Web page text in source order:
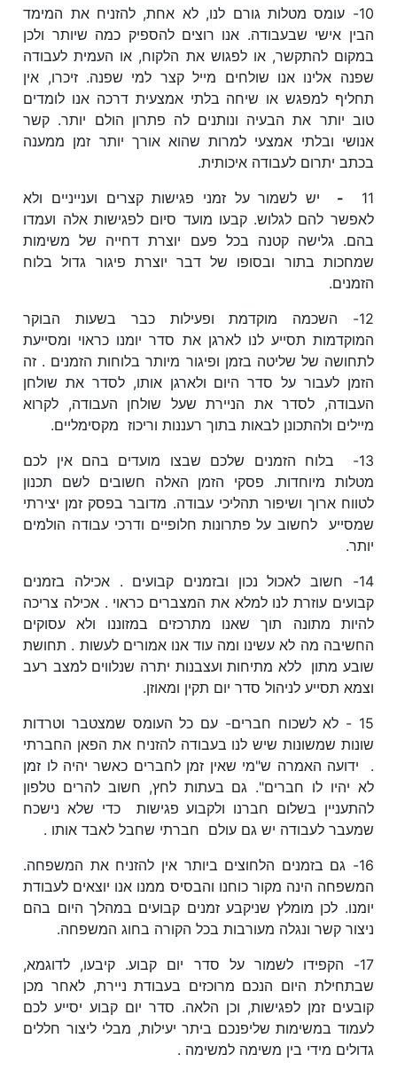
10- עומס מטלות גורם לנו, לא אחת, להזניח את המימד
הבין אישי שבעבודה. אנו רוצים להספיק כמה שיותר ולכן
במקום להתקשר, או לפגוש את הלקוח, או העמית לעבודה
שפנה אלינו אנו שולחים מייל קצר למי שפנה. זיכרו, אין
תחליף למפגש או שיחה בלתי אמצעית דרכה אנו לומדים
טוב יותר את הבעיה ונותנים לה פתרון הולם יותר. קשר
אנושי ובלתי אמצעי למרות שהוא אורך יותר זמן ממענה
בכתב יתרום לעבודה איכותית.
11
- יש לשמור על זמני פגישות קצרים וענייניים ולא
לאפשר להם לגלוש. קבעו מועד סיום לפגישות אלה ועמדו
בהם. גלישה קטנה בכל פעם יוצרת דחייה של משימות
שמחכות בתור ובסופו של דבר יוצרת פיגור גדול בלוח
הזמנים.
12- השכמה מוקדמת ופעילות כבר בשעות הבוקר
המוקדמות תסייע לנו לארגן את סדר יומנו כראוי ומסייעת
לתחושה של שליטה בזמן ופיגור מיותר בלוחות הזמנים . זה
הזמן לעבור על סדר היום ולארגן אותו, לסדר את שולחן
העבודה, לסדר את הניירת שעל שולחן העבודה, לקרוא
מיילים ולהתכונן לבאות בתוך רעננות וריכוז מקסימליים.
13- בלוח הזמנים שלכם שבצו מועדים בהם אין לכם
מטלות מיוחדות. פסקי הזמן האלה חשובים לשם תכנון
לטווח ארוך ושיפור תהליכי עבודה. מדובר בפסק זמן יצירתי
שמסייע לחשוב על פתרונות חלופיים ודרכי עבודה הולמים
יותר.
14- חשוב לאכול נכון ובזמנים קבועים . אכילה בזמנים
קבועים עוזרת לנו למלא את המצברים כראוי . אכילה צריכה
להיות מתונה תוך שאנו מתרכזים במזוננו ולא עסוקים
החשיבה מה לא עשינו ומה עוד אנו אמורים לעשות . תחושת
שובע מתון ללא מתיחות ועצבנות יתרה שנלווים למצב רעב
וצמא תסייע לניהול סדר יום תקין ומאוזן.
15 - לא לשכוח חברים- עם כל העומס שמצטבר וטרדות
שונות שמשונות שיש לנו בעבודה להזניח את הפאן החברתי
. ידועה האמרה ש"מי שאין זמן לחברים כאשר יהיה לו זמן
לא יהיו לו חברים". גם בעתות לחץ, חשוב להרים טלפון
להתעניין בשלום חברנו ולקבוע פגישות כדי שלא נישכח
שמעבר לעבודה יש גם עולם חברתי שחבל לאבד אותו .
16- גם בזמנים הלחוצים ביותר אין להזניח את המשפחה.
המשפחה הינה מקור כוחנו והבסיס ממנו אנו יוצאים לעבודת
יומנו. לכן מומלץ שניקבע זמנים קבועים במהלך היום בהם
ניצור קשר ונגלה מעורבות בכל הקורה בחוג המשפחה.
17- הקפידו לשמור על סדר יום קבוע. קיבעו, לדוגמא,
שבתחילת היום הנכם מרוכזים בעבודת ניירת, לאחר מכן
קובעים זמן לפגישות, וכן הלאה. סדר יום קבוע יסייע לכם
לעמוד במשימות שליפנכם ביתר יעילות, מבלי ליצור חללים
גדולים מידי בין משימה למשימה .